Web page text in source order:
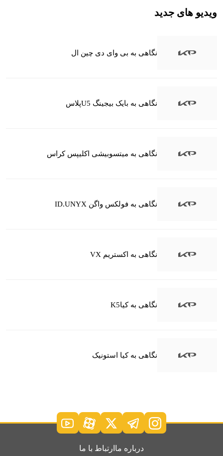
ویدیو های جدید
نگاهی به بی وای دی چین ال
نگاهی به بایک بیجینگ U5پلاس
نگاهی به میتسوبیشی اکلیپس کراس
نگاهی به فولکس واگن ID.UNYX
نگاهی به اکستریم VX
نگاهی به کیاK5
نگاهی به کیا استونیک
درباره ما ارتباط با ما